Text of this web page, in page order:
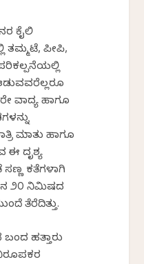
ಕೈಲಿ
ತಮ್ಮಟೆ, ಪೀಪಿ,
ವಾದ್ಯ ಹಾಗೂ
ಮಾತು ಹಾಗೂ
ದೃಶ್ಯ
ಸಣ್ಣ ಕತೆಗಳಾಗಿ
೨೦ ನಿಮಿಷದ
ತೆರೆದಿತ್ತು.
ಹತ್ತಾರು